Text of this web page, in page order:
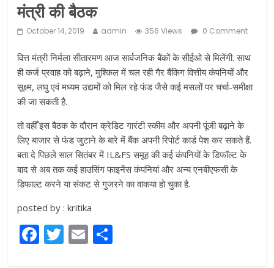
मंत्री की बैठक
October 14, 2019 admin 356 Views 0 Comment
वित्त मंत्री निर्मला सीतारमण आज सार्वजनिक बैंकों के सीईओ से मिलेंगी. साथ
ही कर्ज प्रवाह को बढ़ाने, मुश्किल में चल रही गैर बैंकिग वित्तीय कंपनियों और
सूक्ष्म, लघु एवं मध्यम उद्यमों को मिल रहे फंड जैसे कई मसलों पर चर्चा-समीक्षा
की जा सकती है.
तो वहीँ इस बैठक के दौरान क्रेडिट गारंटी स्कीम और अपनी पूंजी बढ़ाने के
लिए बाजार से फंड जुटाने के बारे में बैंक अपनी रिपोर्ट कार्ड पेश कर सकते हैं.
बता दे पिछले साल सितंबर में IL&FS समूह की कई कंपनियों के डिफॉल्ट के
बाद से अब तक कई हाउसिंग फाइनेंस कंपनियां और अन्य एनबीएफसी के
डिफाल्ट करने या संकट से गुजरने का वाकया हो चुका है.
posted by : kritika
F
a
T
w
E
m